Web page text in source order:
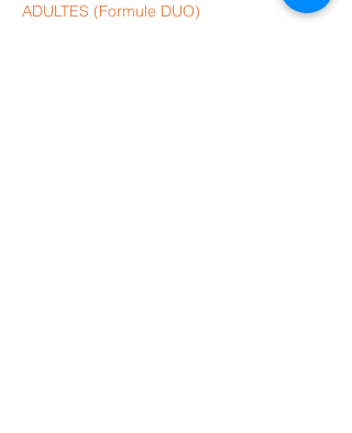
ADULTES (Formule DUO)